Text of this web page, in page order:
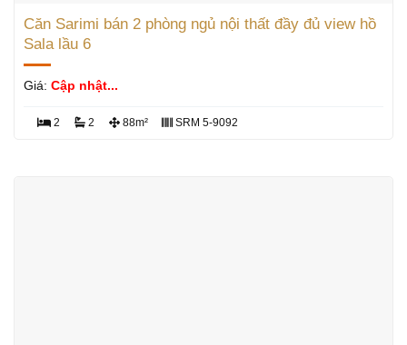
Căn Sarimi bán 2 phòng ngủ nội thất đầy đủ view hồ
Sala lầu 6
Giá: Cập nhật...
2 2 88m² SRM 5-9092